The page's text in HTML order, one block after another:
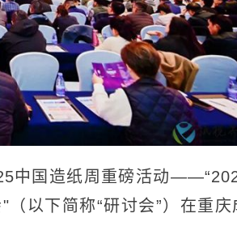
国造纸周重磅活动
以下简称“研讨会”）在重庆